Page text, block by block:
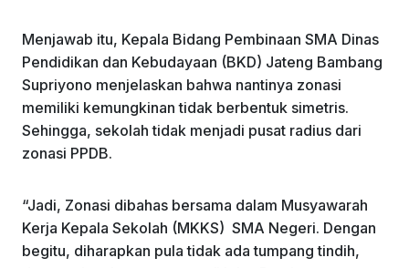
Menjawab itu, Kepala Bidang Pembinaan SMA Dinas
Pendidikan dan Kebudayaan (BKD) Jateng Bambang
Supriyono menjelaskan bahwa nantinya zonasi
memiliki kemungkinan tidak berbentuk simetris.
Sehingga, sekolah tidak menjadi pusat radius dari
zonasi PPDB.
“Jadi, Zonasi dibahas bersama dalam Musyawarah
Kerja Kepala Sekolah (MKKS) SMA Negeri. Dengan
begitu, diharapkan pula tidak ada tumpang tindih,